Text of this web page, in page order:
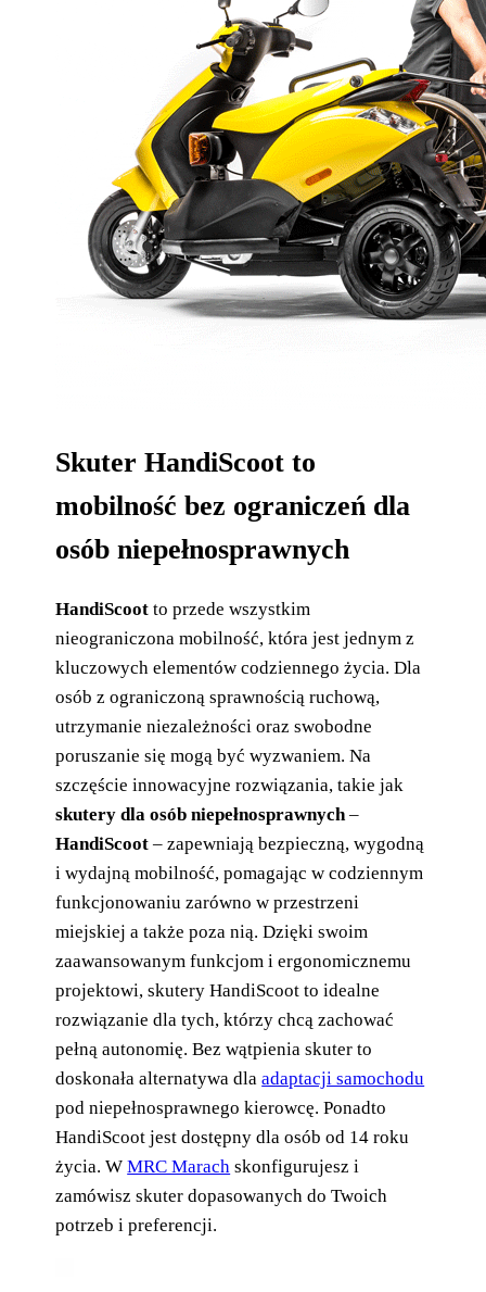
Skuter HandiScoot to
mobilność bez ograniczeń dla
osób niepełnosprawnych
HandiScoot to przede wszystkim
nieograniczona mobilność, która jest jednym z
kluczowych elementów codziennego życia. Dla
osób z ograniczoną sprawnością ruchową,
utrzymanie niezależności oraz swobodne
poruszanie się mogą być wyzwaniem. Na
szczęście innowacyjne rozwiązania, takie jak
skutery dla osób niepełnosprawnych–
HandiScoot – zapewniają bezpieczną, wygodną
i wydajną mobilność, pomagając w codziennym
funkcjonowaniu zarówno w przestrzeni
miejskiej a także poza nią. Dzięki swoim
zaawansowanym funkcjom i ergonomicznemu
projektowi, skutery HandiScoot to idealne
rozwiązanie dla tych, którzy chcą zachować
pełną autonomię. Bez wątpienia skuter to
doskonała alternatywa dlaadaptacji samochodu
pod niepełnosprawnego kierowcę. Ponadto
HandiScoot jest dostępny dla osób od 14 roku
życia. WMRC Marach skonfigurujesz i
zamówisz skuter dopasowanych do Twoich
potrzeb i preferencji.